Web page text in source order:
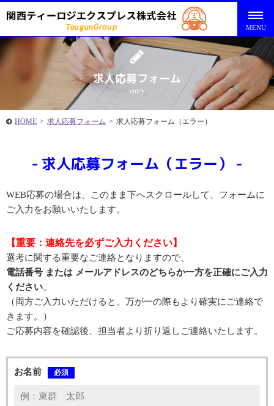
求人応募フォーム
entry
HOME > 求人応募フォーム > 求人応募フォーム（エラー）
求人応募フォーム（エラー）
WEB応募の場合は、このまま下へスクロールして、フォームに
ご入力をお願いいたします。
【重要：連絡先を必ずご入力ください】
選考に関する重要なご連絡となりますので、
電話番号 または メールアドレスのどちらか一方を正確にご入力
ください。
（両方ご入力いただけると、万が一の際もより確実にご連絡で
きます。）
ご応募内容を確認後、担当者より折り返しご連絡いたします。
お名前 必須